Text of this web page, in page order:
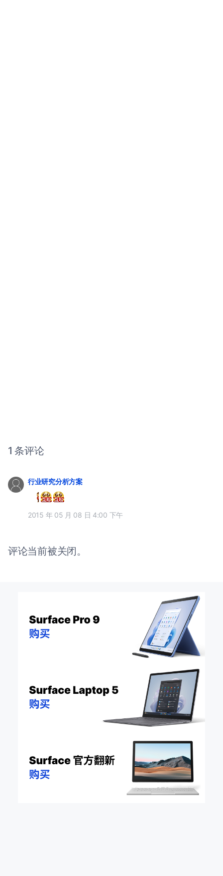
1 条评论
行业研究分析方案
2015 年 05 月 08 日 4:00 下午
评论当前被关闭。